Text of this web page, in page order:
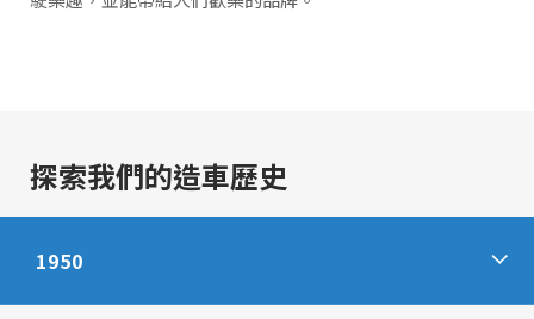
探索我們的造車歷史
1950